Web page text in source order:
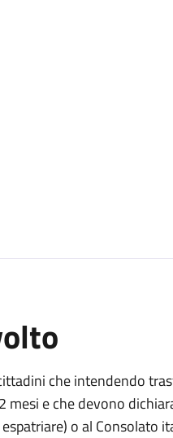
che intendendo
mesi e che devono
o al Consolato